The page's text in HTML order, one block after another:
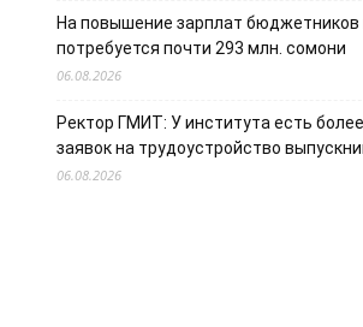
На повышение зарплат бюджетников
потребуется почти 293 млн. сомони
06.08.2026
Ректор ГМИТ: У института есть
заявок на трудоустройство
06.08.2026